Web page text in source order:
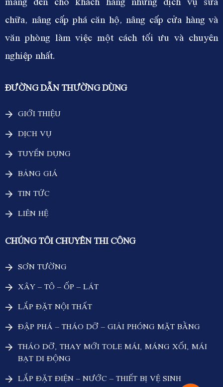
chữa, nâng cấp phá căn hộ, nâng cấp cửa hàng và
văn phòng làm việc một cách tối ưu và chuyên
nghiệp nhất.
ĐƯỜNG DẪN THƯỜNG DÙNG
GIỚI THIỆU
DỊCH VỤ
TUYỂN DỤNG
BẢNG GIÁ
TIN TỨC
LIÊN HỆ
CHÚNG TÔI CHUYÊN THI CÔNG
SƠN TƯỜNG
XÂY – TÔ – ỐP – LÁT
LẮP ĐẶT NỘI THẤT
ĐẬP PHÁ – THÁO DỠ – GIẢI PHÓNG MẶT BẰNG
THÁO DỠ, THAY MỚI TOLE MÁI, MÁNG XỐI, MÁI
BẠT DI ĐỘNG
LẮP ĐẶT ĐIỆN – NƯỚC – THIẾT BỊ VỆ SINH